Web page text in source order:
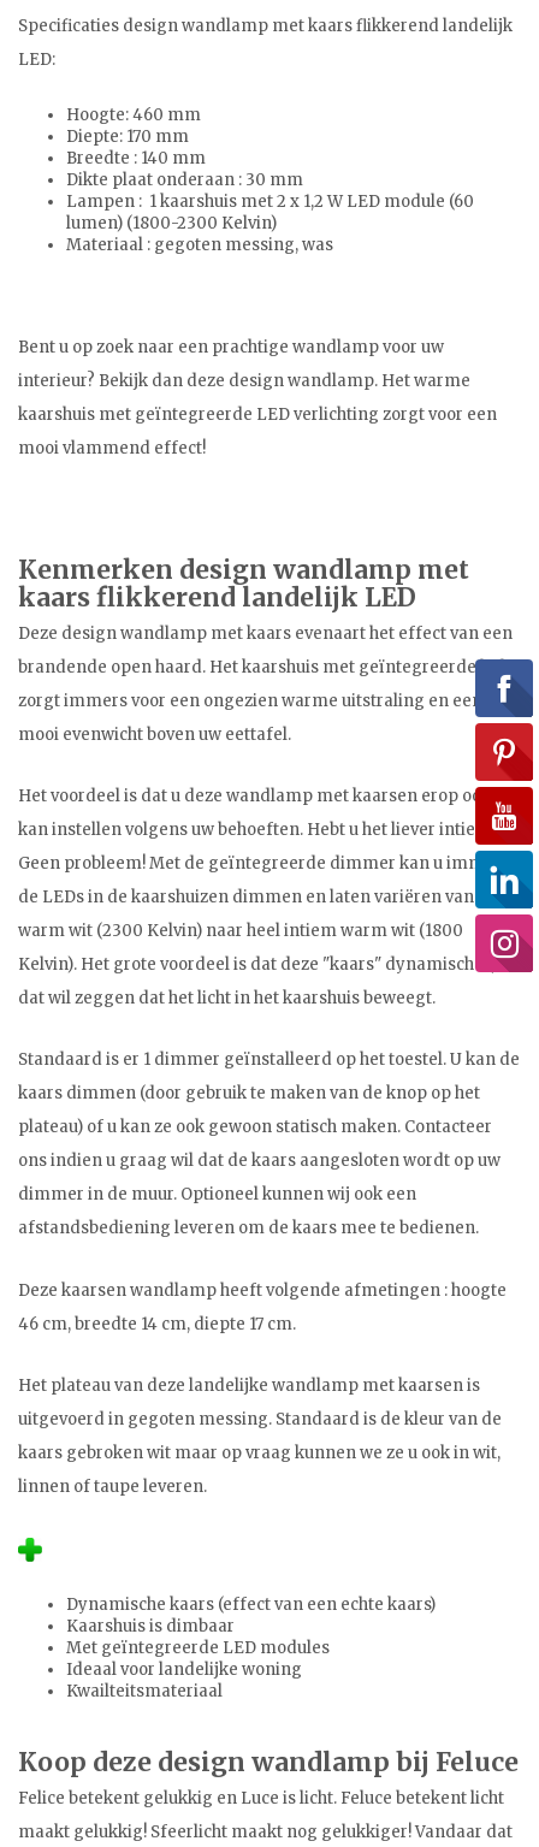
Specificaties design wandlamp met kaars flikkerend landelijk
LED:
Hoogte: 460 mm
Diepte: 170 mm
Breedte : 140 mm
Dikte plaat onderaan : 30 mm
Lampen : 1 kaarshuis met 2 x 1,2 W LED module (60
lumen) (1800-2300 Kelvin)
Materiaal : gegoten messing, was
Bent u op zoek naar een prachtige wandlamp voor uw
interieur? Bekijk dan deze design wandlamp. Het warme
kaarshuis met geïntegreerde LED verlichting zorgt voor een
mooi vlammend effect!
Kenmerken design wandlamp met
kaars flikkerend landelijk LED
Deze design wandlamp met kaars evenaart het effect van een
brandende open haard. Het kaarshuis met geïntegreerde leds
zorgt immers voor een ongezien warme uitstraling en een
mooi evenwicht boven uw eettafel.
Het voordeel is dat u deze wandlamp met kaarsen erop ook
kan instellen volgens uw behoeften. Hebt u het liever intiemer?
Geen probleem! Met de geïntegreerde dimmer kan u immers
de LEDs in de kaarshuizen dimmen en laten variëren van heel
warm wit (2300 Kelvin) naar heel intiem warm wit (1800
Kelvin). Het grote voordeel is dat deze "kaars" dynamisch is,
dat wil zeggen dat het licht in het kaarshuis beweegt.
Standaard is er 1 dimmer geïnstalleerd op het toestel. U kan de
kaars dimmen (door gebruik te maken van de knop op het
plateau) of u kan ze ook gewoon statisch maken. Contacteer
ons indien u graag wil dat de kaars aangesloten wordt op uw
dimmer in de muur. Optioneel kunnen wij ook een
afstandsbediening leveren om de kaars mee te bedienen.
Deze kaarsen wandlamp heeft volgende afmetingen : hoogte
46 cm, breedte 14 cm, diepte 17 cm.
Het plateau van deze landelijke wandlamp met kaarsen is
uitgevoerd in gegoten messing. Standaard is de kleur van de
kaars gebroken wit maar op vraag kunnen we ze u ook in wit,
linnen of taupe leveren.
Dynamische kaars (effect van een echte kaars)
Kaarshuis is dimbaar
Met geïntegreerde LED modules
Ideaal voor landelijke woning
Kwailteitsmateriaal
Koop deze design wandlamp bij Feluce
Felice betekent gelukkig en Luce is licht. Feluce betekent licht
maakt gelukkig! Sfeerlicht maakt nog gelukkiger! Vandaar dat